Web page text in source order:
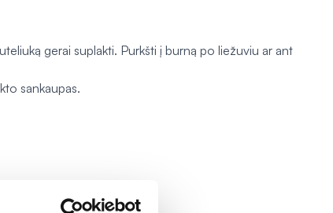
gerai suplakti. Purkšti į burną po liežuviu ar ant
sankaupas.